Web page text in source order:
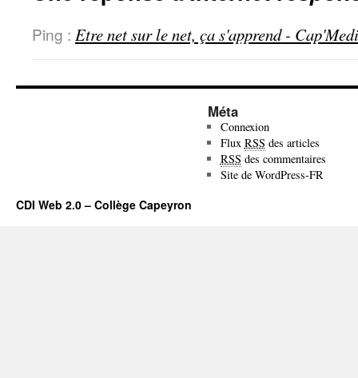
Ping : Etre net sur le net, ça s'apprend -
Méta
Connexion
Flux RSS des articles
RSS des commentaires
Site de WordPress-FR
CDI Web 2.0 – Collège Capeyron